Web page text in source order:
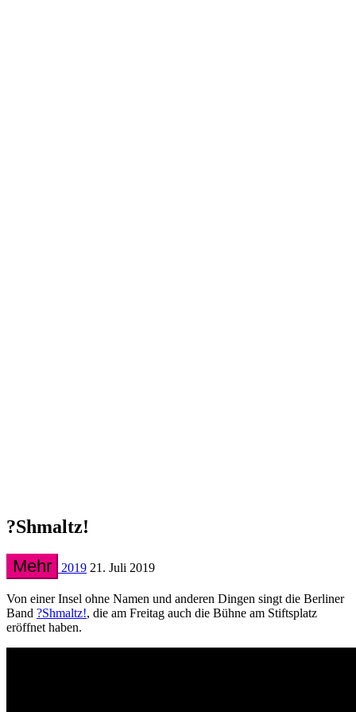
?Shmaltz!
Mehr 2019 21. Juli 2019
Von einer Insel ohne Namen und anderen Dingen singt die Berliner
Band ?Shmaltz!, die am Freitag auch die Bühne am Stiftsplatz
eröffnet haben.